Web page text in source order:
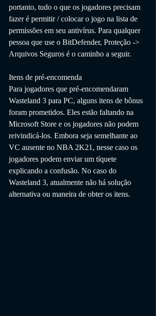
portanto, tudo o que os jogadores precisam
fazer é permitir / colocar o jogo na lista de
permissões em seu antivírus. Para qualquer
pessoa que use o BitDefender, Proteção ->
Arquivos Seguros é o caminho a seguir.
Itens de pré-encomenda
Para jogadores que pré-encomendaram
Wasteland 3 para PC, alguns itens de bônus
foram prometidos. Eles estão faltando na
Microsoft Store e os jogadores não podem
reivindicá-los. Embora seja semelhante ao
VC ausente no NBA 2K21, nesse caso os
jogadores podem enviar um tíquete
explicando a confusão. No caso do
Wasteland 3, atualmente não há solução
alternativa ou maneira de obter os itens.